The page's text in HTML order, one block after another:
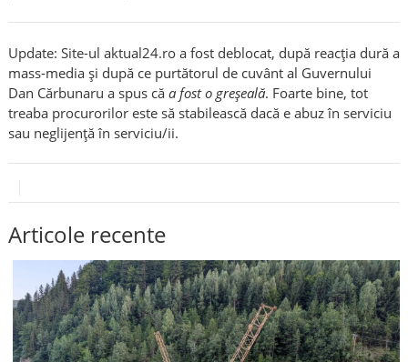
Update: Site-ul aktual24.ro a fost deblocat, după reacția dură a
mass-media și după ce purtătorul de cuvânt al Guvernului
Dan Cărbunaru a spus că a fost o greșeală. Foarte bine, tot
treaba procurorilor este să stabilească dacă e abuz în serviciu
sau neglijență în serviciu/ii.
Articole recente